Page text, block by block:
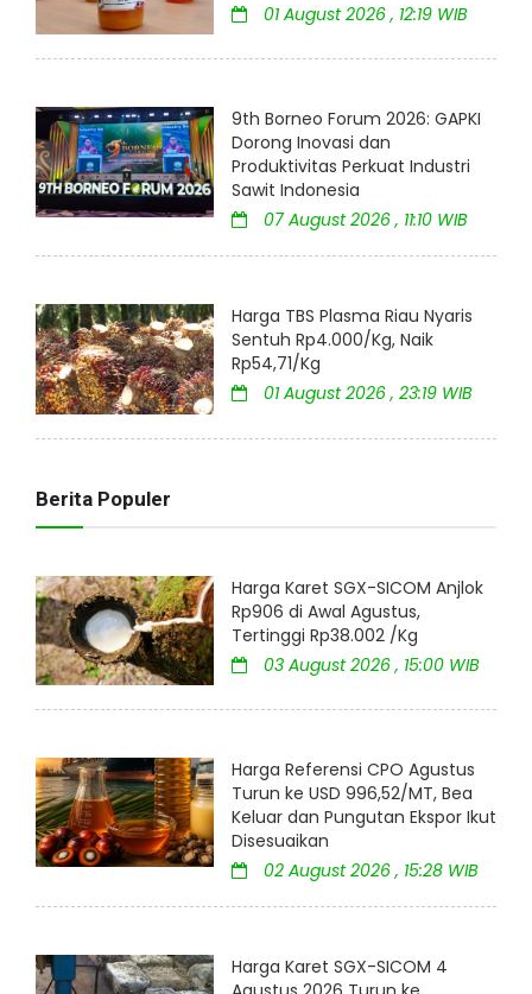
01 August 2026 , 12:19 WIB
9th Borneo Forum 2026: GAPKI
Dorong Inovasi dan
Produktivitas Perkuat Industri
Sawit Indonesia
07 August 2026 , 11:10 WIB
Harga TBS Plasma Riau Nyaris
Sentuh Rp4.000/Kg, Naik
Rp54,71/Kg
01 August 2026 , 23:19 WIB
Berita Populer
Harga Karet SGX-SICOM Anjlok
Rp906 di Awal Agustus,
Tertinggi Rp38.002 /Kg
03 August 2026 , 15:00 WIB
Harga Referensi CPO Agustus
Turun ke USD 996,52/MT, Bea
Keluar dan Pungutan Ekspor Ikut
Disesuaikan
02 August 2026 , 15:28 WIB
Harga Karet SGX-SICOM 4